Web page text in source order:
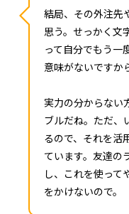
結局、その外注先
思う。せっかく文
って自分でもう一
意味がないですか
実力の分からない
ブルだね。ただ、
るので、それを活
ています。友達の
し、これを使って
をかけないので。